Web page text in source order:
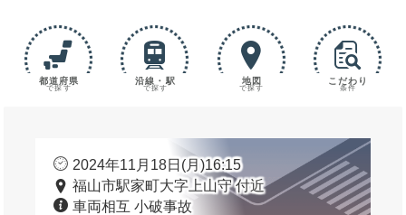
都道府県
で探す
沿線・駅
で探す
地図
で探す
こだわり
条件
2024年11月18日(月)16:15
福山市駅家町大字上山守 付近
車両相互 小破事故